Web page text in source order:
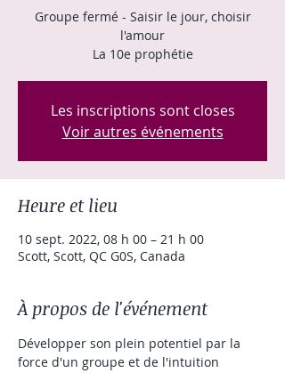
Groupe fermé - Saisir le jour, choisir
l'amour
La 10e prophétie
Les inscriptions sont closes
Voir autres événements
Heure et lieu
10 sept. 2022, 08 h 00 – 21 h 00
Scott, Scott, QC G0S, Canada
À propos de l'événement
Développer son plein potentiel par la
force d'un groupe et de l'intuition